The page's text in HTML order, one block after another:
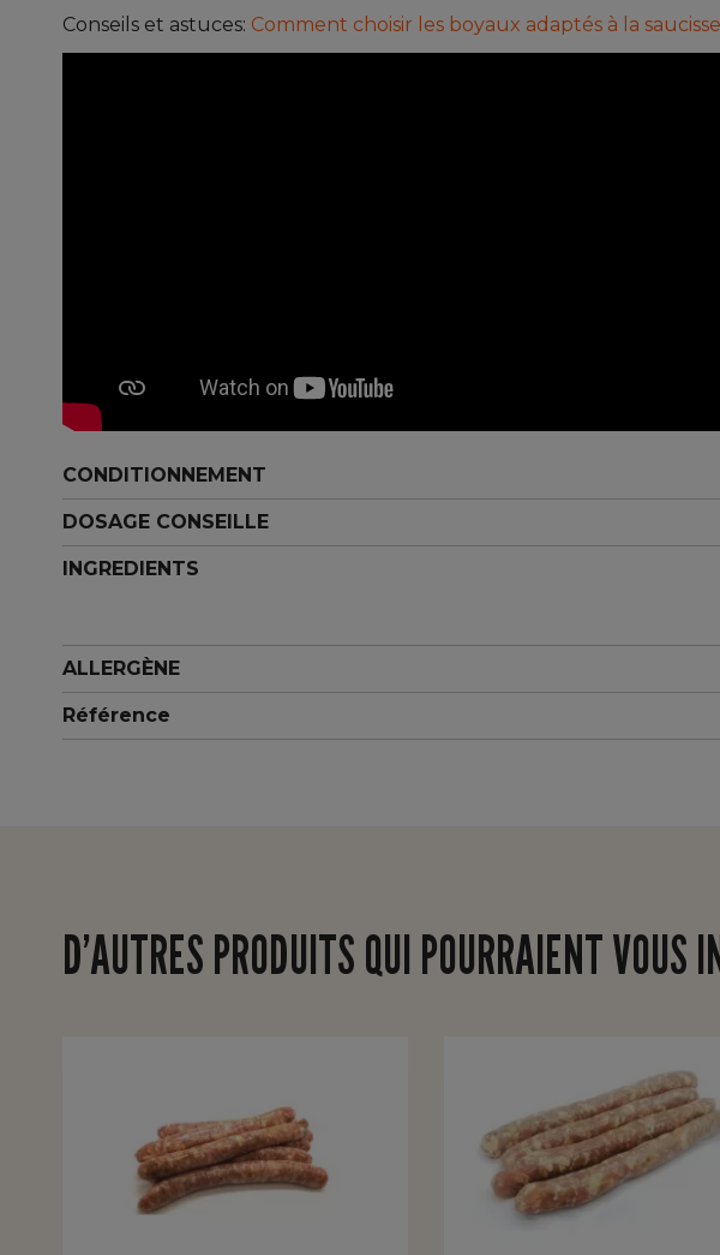
Conseils et astuces: Comment choisir les boyaux adaptés à la
CONDITIONNEMENT
DOSAGE CONSEILLE
INGREDIENTS
ALLERGÈNE
Référence
D’AUTRES PRODUITS QUI POURRAIENT VOUS